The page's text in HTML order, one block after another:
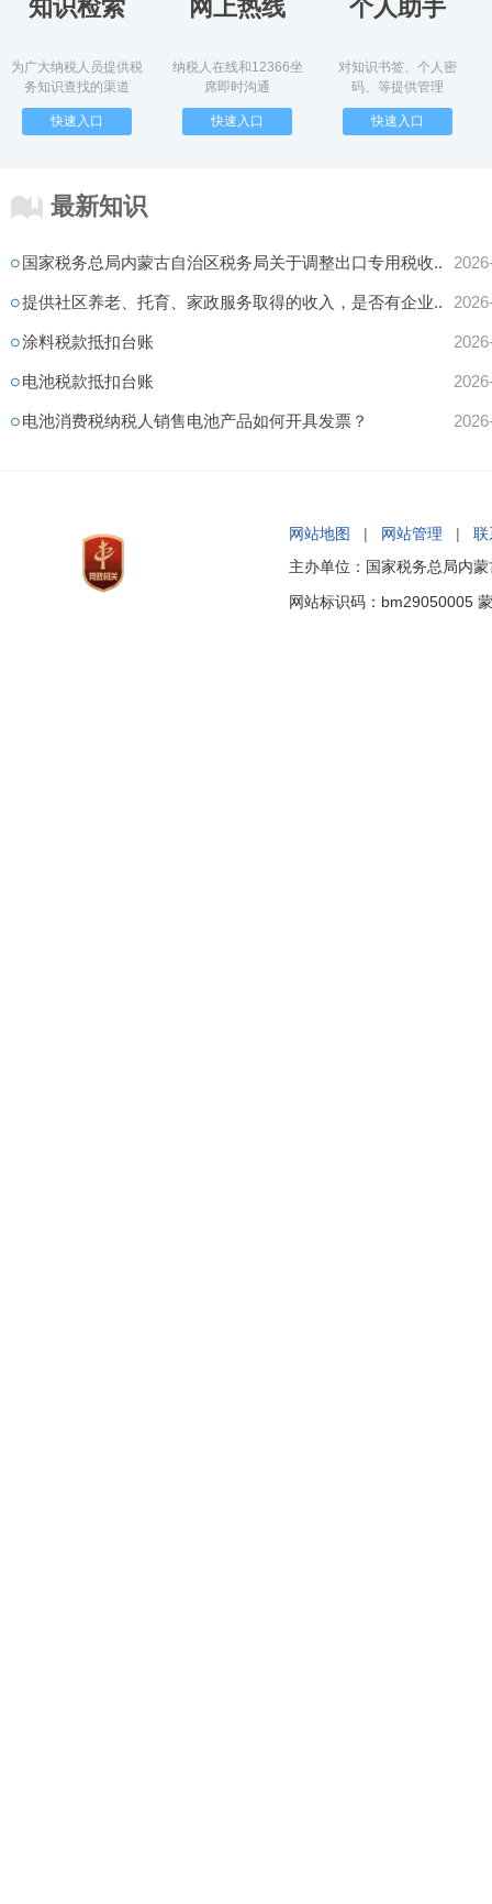
知识检索
为广大纳税人员提供税
务知识查找的渠道
快速入口
网上热线
纳税人在线和12366坐
席即时沟通
快速入口
个人助手
对知识书签、个人密
码、等提供管理
快速入口
最新知识
国家税务总局内蒙古自治区税务局关于调整出口专用税收..
提供社区养老、托育、家政服务取得的收入，是否有企业..
涂料税款抵扣台账
电池税款抵扣台账
电池消费税纳税人销售电池产品如何开具发票？
网站地图 | 网站管理 | 联
主办单位：国家税务总局内
网站标识码：bm29050005